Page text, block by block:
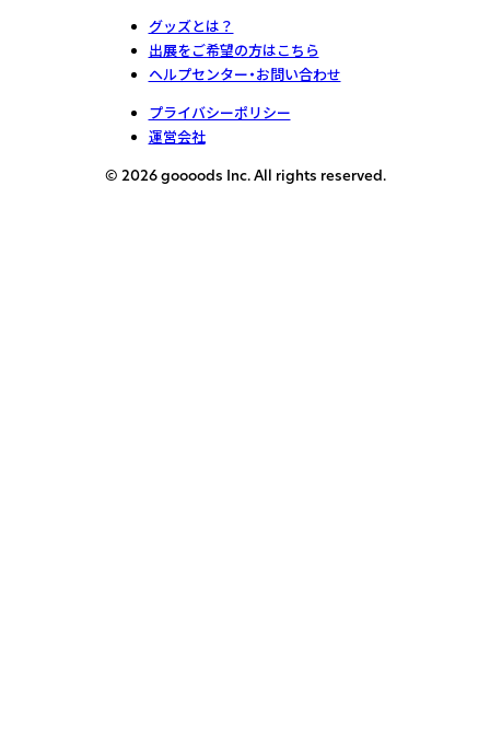
グッズとは？
出展をご希望の方はこちら
ヘルプセンター・お問い合わせ
プライバシーポリシー
運営会社
© 2026 goooods Inc. All rights reserved.